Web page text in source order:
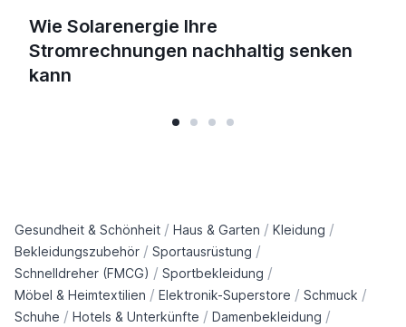
Wie Solarenergie Ihre
Stromrechnungen nachhaltig senken
kann
Gesundheit & Schönheit / Haus & Garten / Kleidung /
Bekleidungszubehör / Sportausrüstung /
Schnelldreher (FMCG) / Sportbekleidung /
Möbel & Heimtextilien / Elektronik-Superstore / Schmuck /
Schuhe / Hotels & Unterkünfte / Damenbekleidung /